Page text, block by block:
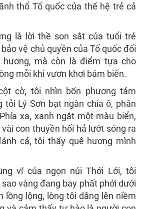
thổ Tổ quốc của thế hệ trẻ cả
là lời thề son sắt của tuổi trẻ
vệ chủ quyền của Tổ quốc đối
hương, mà còn là điểm tựa cho
mỗi khi vươn khơi bám biển.
cờ, tôi nhìn bốn phương tám
tỏi Lý Sơn bạt ngàn chia ô, phân
xa, xanh ngắt một màu biển,
con thuyền hối hả lướt sóng ra
cá, tôi thấy quê hương mình
vĩ của ngọn núi Thới Lới, tôi
vàng đang bay phất phới dưới
lồng lộng, lòng tôi dâng lên niềm